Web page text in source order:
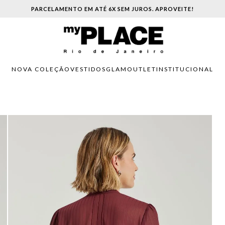
PARCELAMENTO EM ATÉ 6X SEM JUROS. APROVEITE!
NOVA COLEÇÃO VESTIDOSGLAM OUTLETINSTITUCIONAL